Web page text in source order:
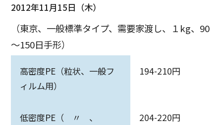
2012年11月15日（木）
（東京、一般標準タイプ、需要家渡し、１kg、90
～150日手形）
高密度PE（粒状、一般フ
ィルム用）
194-210円
低密度PE（ 〃 、
204-220円